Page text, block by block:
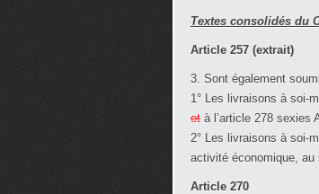
Textes consolidés du
Article 257 (extrait)
3. Sont également
1° Les livraisons à soi-
et à l’article 278 sexies
2° Les livraisons à soi-
activité économique, au
Article 270